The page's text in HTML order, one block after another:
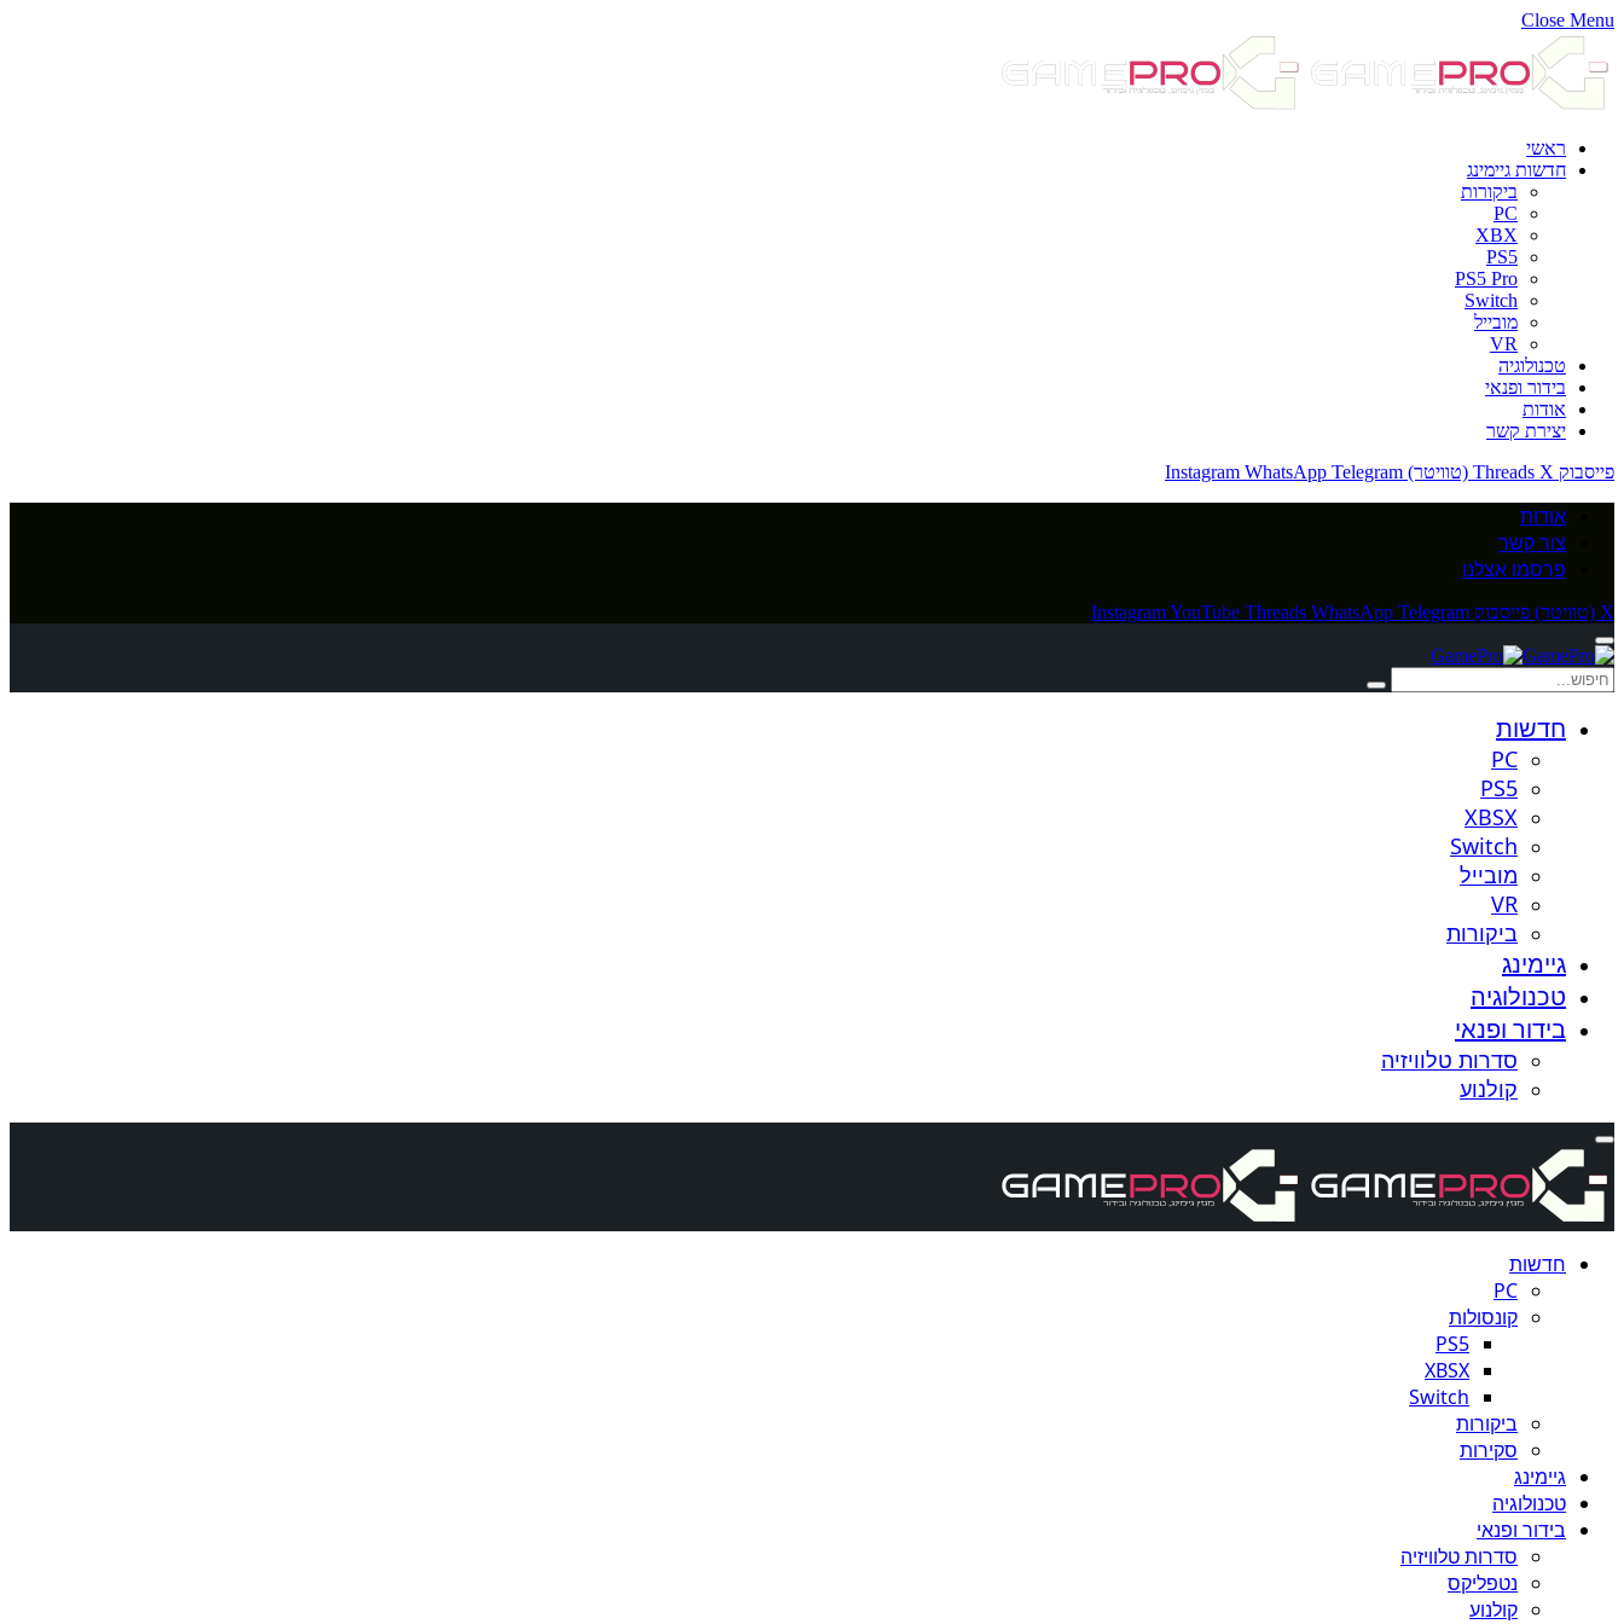
Close Menu
ראשי
חדשות גיימינג
ביקורות
PC
XBX
PS5
PS5 Pro
Switch
מובייל
VR
טכנולוגיה
בידור ופנאי
אודות
יצירת קשר
פייסבוק
Threads X (טוויטר) Instagram WhatsApp Telegram
אודות
צור קשר
פרסמו אצלנו
X (טוויטר) פייסבוק InstagramYouTube Threads WhatsApp Telegram
חדשות
PC
PS5
XBSX
Switch
מובייל
VR
ביקורות
גיימינג
טכנולוגיה
בידור ופנאי
סדרות טלוויזיה
קולנוע
חדשות
PC
קונסולות
PS5
XBSX
Switch
ביקורות
סקירות
גיימינג
טכנולוגיה
בידור ופנאי
סדרות טלוויזיה
נטפליקס
קולנוע